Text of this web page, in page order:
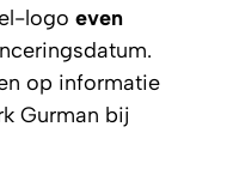
logo even
op informatie
Gurman bij